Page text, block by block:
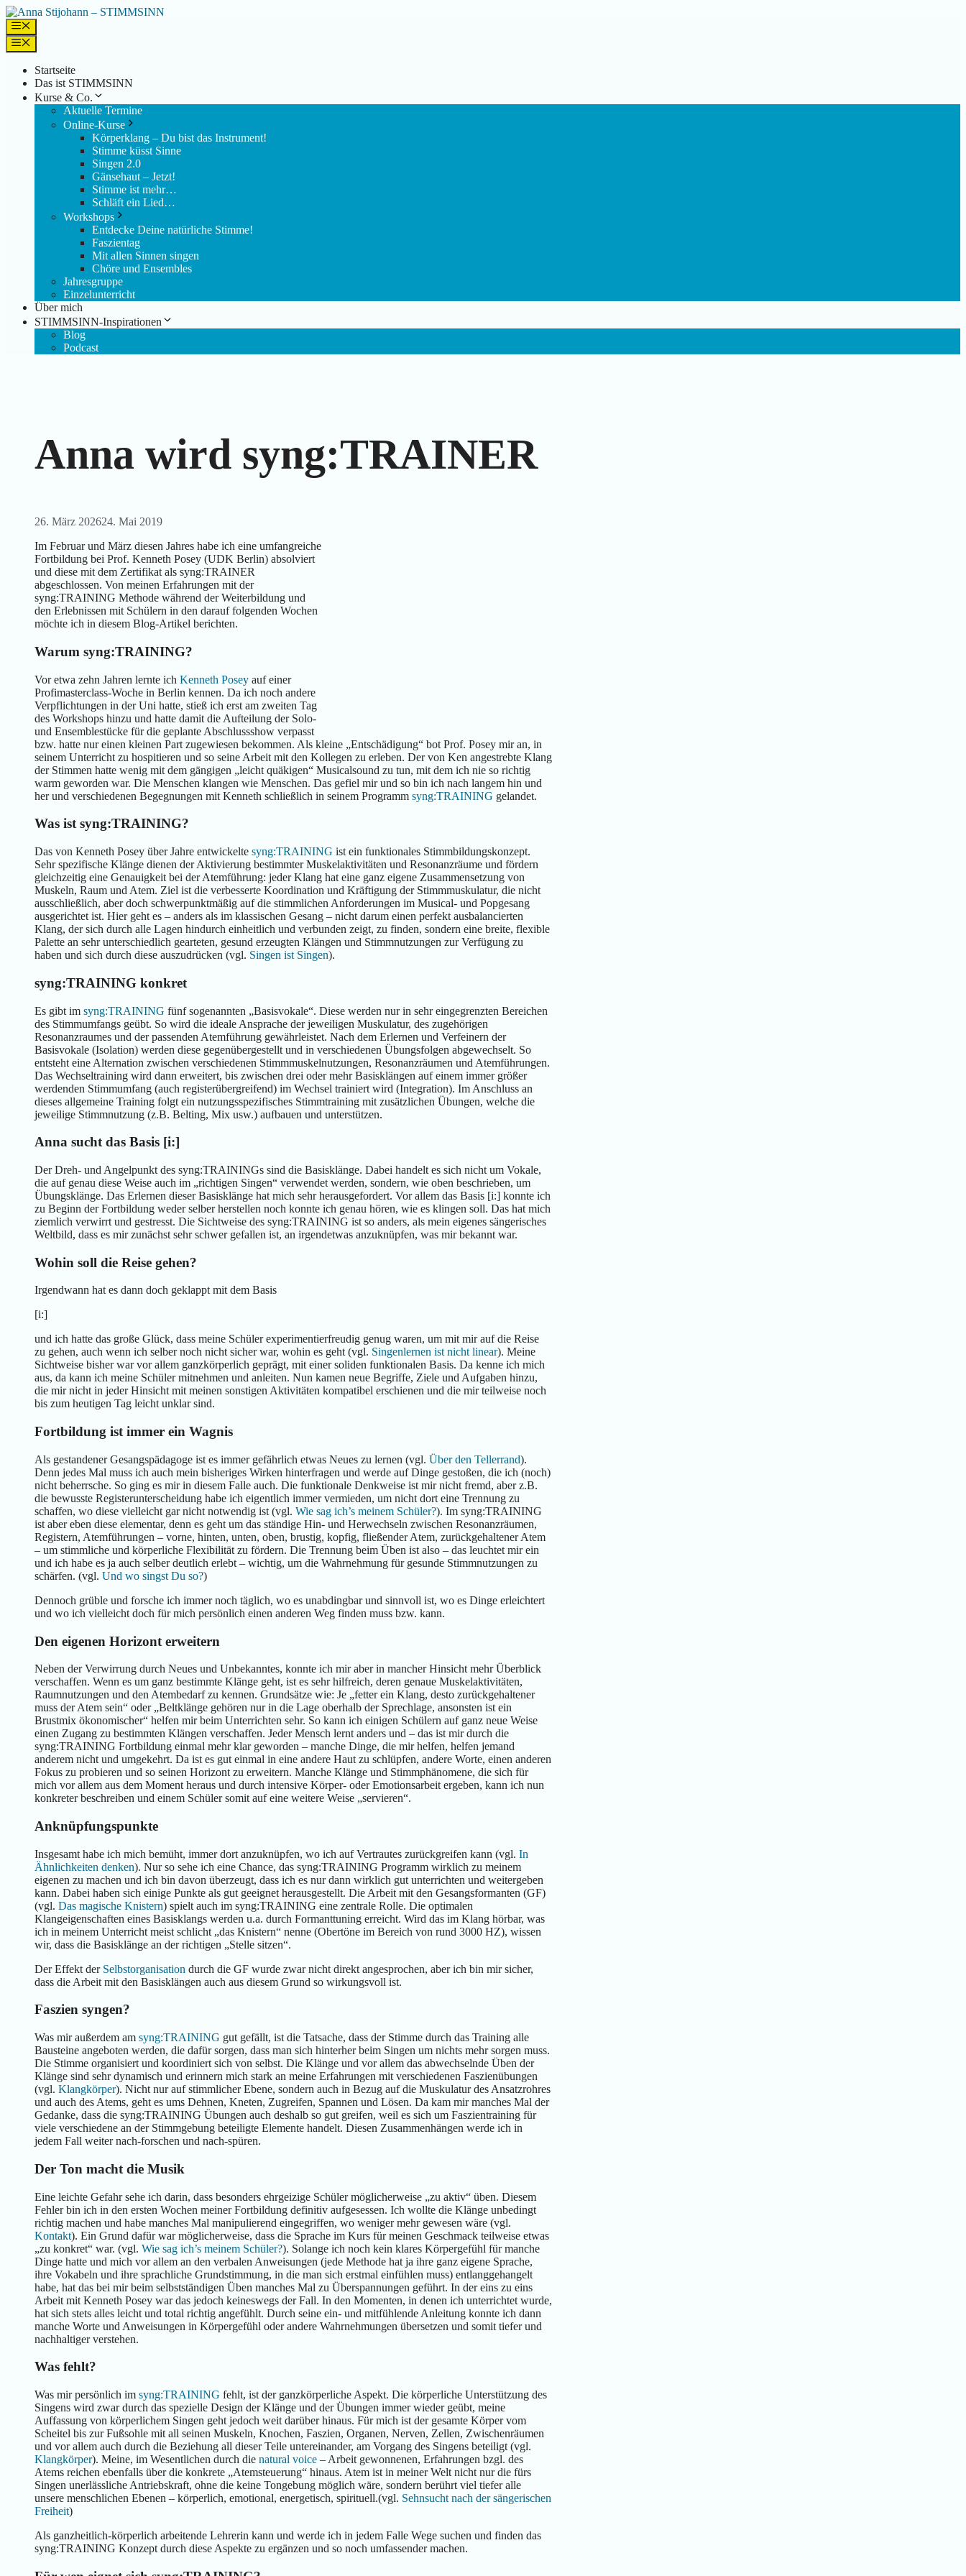
Zum
Inhalt
springen
Menü
Menü
Startseite
Das ist STIMMSINN
Kurse & Co.
Aktuelle Termine
Online-Kurse
Körperklang – Du bist das Instrument!
Stimme küsst Sinne
Singen 2.0
Gänsehaut – Jetzt!
Stimme ist mehr…
Schläft ein Lied…
Workshops
Entdecke Deine natürliche Stimme!
Faszientag
Mit allen Sinnen singen
Chöre und Ensembles
Jahresgruppe
Einzelunterricht
Über mich
STIMMSINN-Inspirationen
Blog
Podcast
Anna wird syng:TRAINER
26. März 202624. Mai 2019
Im Februar und März diesen Jahres habe ich eine umfangreiche
Fortbildung bei Prof. Kenneth Posey (UDK Berlin) absolviert
und diese mit dem Zertifikat als syng:TRAINER
abgeschlossen. Von meinen Erfahrungen mit der
syng:TRAINING Methode während der Weiterbildung und
den Erlebnissen mit Schülern in den darauf folgenden Wochen
möchte ich in diesem Blog-Artikel berichten.
Warum syng:TRAINING?
Vor etwa zehn Jahren lernte ich Kenneth Posey auf einer
Profimasterclass-Woche in Berlin kennen. Da ich noch andere
Verpflichtungen in der Uni hatte, stieß ich erst am zweiten Tag
des Workshops hinzu und hatte damit die Aufteilung der Solo-
und Ensemblestücke für die geplante Abschlussshow verpasst
bzw. hatte nur einen kleinen Part zugewiesen bekommen. Als kleine „Entschädigung“ bot Prof. Posey mir an, in
seinem Unterricht zu hospitieren und so seine Arbeit mit den Kollegen zu erleben. Der von Ken angestrebte Klang
der Stimmen hatte wenig mit dem gängigen „leicht quäkigen“ Musicalsound zu tun, mit dem ich nie so richtig
warm geworden war. Die Menschen klangen wie Menschen. Das gefiel mir und so bin ich nach langem hin und
her und verschiedenen Begegnungen mit Kenneth schließlich in seinem Programm syng:TRAINING gelandet.
Was ist syng:TRAINING?
Das von Kenneth Posey über Jahre entwickelte syng:TRAINING ist ein funktionales Stimmbildungskonzept.
Sehr spezifische Klänge dienen der Aktivierung bestimmter Muskelaktivitäten und Resonanzräume und fördern
gleichzeitig eine Genauigkeit bei der Atemführung: jeder Klang hat eine ganz eigene Zusammensetzung von
Muskeln, Raum und Atem. Ziel ist die verbesserte Koordination und Kräftigung der Stimmmuskulatur, die nicht
ausschließlich, aber doch schwerpunktmäßig auf die stimmlichen Anforderungen im Musical- und Popgesang
ausgerichtet ist. Hier geht es – anders als im klassischen Gesang – nicht darum einen perfekt ausbalancierten
Klang, der sich durch alle Lagen hindurch einheitlich und verbunden zeigt, zu finden, sondern eine breite, flexible
Palette an sehr unterschiedlich gearteten, gesund erzeugten Klängen und Stimmnutzungen zur Verfügung zu
haben und sich durch diese auszudrücken (vgl. Singen ist Singen).
syng:TRAINING konkret
Es gibt im syng:TRAINING fünf sogenannten „Basisvokale“. Diese werden nur in sehr eingegrenzten Bereichen
des Stimmumfangs geübt. So wird die ideale Ansprache der jeweiligen Muskulatur, des zugehörigen
Resonanzraumes und der passenden Atemführung gewährleistet. Nach dem Erlernen und Verfeinern der
Basisvokale (Isolation) werden diese gegenübergestellt und in verschiedenen Übungsfolgen abgewechselt. So
entsteht eine Alternation zwischen verschiedenen Stimmmuskelnutzungen, Resonanzräumen und Atemführungen.
Das Wechseltraining wird dann erweitert, bis zwischen drei oder mehr Basisklängen auf einem immer größer
werdenden Stimmumfang (auch registerübergreifend) im Wechsel trainiert wird (Integration). Im Anschluss an
dieses allgemeine Training folgt ein nutzungsspezifisches Stimmtraining mit zusätzlichen Übungen, welche die
jeweilige Stimmnutzung (z.B. Belting, Mix usw.) aufbauen und unterstützen.
Anna sucht das Basis [i:]
Der Dreh- und Angelpunkt des syng:TRAININGs sind die Basisklänge. Dabei handelt es sich nicht um Vokale,
die auf genau diese Weise auch im „richtigen Singen“ verwendet werden, sondern, wie oben beschrieben, um
Übungsklänge. Das Erlernen dieser Basisklänge hat mich sehr herausgefordert. Vor allem das Basis [i:] konnte ich
zu Beginn der Fortbildung weder selber herstellen noch konnte ich genau hören, wie es klingen soll. Das hat mich
ziemlich verwirrt und gestresst. Die Sichtweise des syng:TRAINING ist so anders, als mein eigenes sängerisches
Weltbild, dass es mir zunächst sehr schwer gefallen ist, an irgendetwas anzuknüpfen, was mir bekannt war.
Wohin soll die Reise gehen?
Irgendwann hat es dann doch geklappt mit dem Basis
[i:]
und ich hatte das große Glück, dass meine Schüler experimentierfreudig genug waren, um mit mir auf die Reise
zu gehen, auch wenn ich selber noch nicht sicher war, wohin es geht (vgl. Singenlernen ist nicht linear). Meine
Sichtweise bisher war vor allem ganzkörperlich geprägt, mit einer soliden funktionalen Basis. Da kenne ich mich
aus, da kann ich meine Schüler mitnehmen und anleiten. Nun kamen neue Begriffe, Ziele und Aufgaben hinzu,
die mir nicht in jeder Hinsicht mit meinen sonstigen Aktivitäten kompatibel erschienen und die mir teilweise noch
bis zum heutigen Tag leicht unklar sind.
Fortbildung ist immer ein Wagnis
Als gestandener Gesangspädagoge ist es immer gefährlich etwas Neues zu lernen (vgl. Über den Tellerrand).
Denn jedes Mal muss ich auch mein bisheriges Wirken hinterfragen und werde auf Dinge gestoßen, die ich (noch)
nicht beherrsche. So ging es mir in diesem Falle auch. Die funktionale Denkweise ist mir nicht fremd, aber z.B.
die bewusste Registerunterscheidung habe ich eigentlich immer vermieden, um nicht dort eine Trennung zu
schaffen, wo diese vielleicht gar nicht notwendig ist (vgl. Wie sag ich’s meinem Schüler?). Im syng:TRAINING
ist aber eben diese elementar, denn es geht um das ständige Hin- und Herwechseln zwischen Resonanzräumen,
Registern, Atemführungen – vorne, hinten, unten, oben, brustig, kopfig, fließender Atem, zurückgehaltener Atem
– um stimmliche und körperliche Flexibilität zu fördern. Die Trennung beim Üben ist also – das leuchtet mir ein
und ich habe es ja auch selber deutlich erlebt – wichtig, um die Wahrnehmung für gesunde Stimmnutzungen zu
schärfen. (vgl. Und wo singst Du so?)
Dennoch grüble und forsche ich immer noch täglich, wo es unabdingbar und sinnvoll ist, wo es Dinge erleichtert
und wo ich vielleicht doch für mich persönlich einen anderen Weg finden muss bzw. kann.
Den eigenen Horizont erweitern
Neben der Verwirrung durch Neues und Unbekanntes, konnte ich mir aber in mancher Hinsicht mehr Überblick
verschaffen. Wenn es um ganz bestimmte Klänge geht, ist es sehr hilfreich, deren genaue Muskelaktivitäten,
Raumnutzungen und den Atembedarf zu kennen. Grundsätze wie: Je „fetter ein Klang, desto zurückgehaltener
muss der Atem sein“ oder „Beltklänge gehören nur in die Lage oberhalb der Sprechlage, ansonsten ist ein
Brustmix ökonomischer“ helfen mir beim Unterrichten sehr. So kann ich einigen Schülern auf ganz neue Weise
einen Zugang zu bestimmten Klängen verschaffen. Jeder Mensch lernt anders und – das ist mir durch die
syng:TRAINING Fortbildung einmal mehr klar geworden – manche Dinge, die mir helfen, helfen jemand
anderem nicht und umgekehrt. Da ist es gut einmal in eine andere Haut zu schlüpfen, andere Worte, einen anderen
Fokus zu probieren und so seinen Horizont zu erweitern. Manche Klänge und Stimmphänomene, die sich für
mich vor allem aus dem Moment heraus und durch intensive Körper- oder Emotionsarbeit ergeben, kann ich nun
konkreter beschreiben und einem Schüler somit auf eine weitere Weise „servieren“.
Anknüpfungspunkte
Insgesamt habe ich mich bemüht, immer dort anzuknüpfen, wo ich auf Vertrautes zurückgreifen kann (vgl. In
Ähnlichkeiten denken). Nur so sehe ich eine Chance, das syng:TRAINING Programm wirklich zu meinem
eigenen zu machen und ich bin davon überzeugt, dass ich es nur dann wirklich gut unterrichten und weitergeben
kann. Dabei haben sich einige Punkte als gut geeignet herausgestellt. Die Arbeit mit den Gesangsformanten (GF)
(vgl. Das magische Knistern) spielt auch im syng:TRAINING eine zentrale Rolle. Die optimalen
Klangeigenschaften eines Basisklangs werden u.a. durch Formanttuning erreicht. Wird das im Klang hörbar, was
ich in meinem Unterricht meist schlicht „das Knistern“ nenne (Obertöne im Bereich von rund 3000 HZ), wissen
wir, dass die Basisklänge an der richtigen „Stelle sitzen“.
Der Effekt der Selbstorganisation durch die GF wurde zwar nicht direkt angesprochen, aber ich bin mir sicher,
dass die Arbeit mit den Basisklängen auch aus diesem Grund so wirkungsvoll ist.
Faszien syngen?
Was mir außerdem am syng:TRAINING gut gefällt, ist die Tatsache, dass der Stimme durch das Training alle
Bausteine angeboten werden, die dafür sorgen, dass man sich hinterher beim Singen um nichts mehr sorgen muss.
Die Stimme organisiert und koordiniert sich von selbst. Die Klänge und vor allem das abwechselnde Üben der
Klänge sind sehr dynamisch und erinnern mich stark an meine Erfahrungen mit verschiedenen Faszienübungen
(vgl. Klangkörper). Nicht nur auf stimmlicher Ebene, sondern auch in Bezug auf die Muskulatur des Ansatzrohres
und auch des Atems, geht es ums Dehnen, Kneten, Zugreifen, Spannen und Lösen. Da kam mir manches Mal der
Gedanke, dass die syng:TRAINING Übungen auch deshalb so gut greifen, weil es sich um Faszientraining für
viele verschiedene an der Stimmgebung beteiligte Elemente handelt. Diesen Zusammenhängen werde ich in
jedem Fall weiter nach-forschen und nach-spüren.
Der Ton macht die Musik
Eine leichte Gefahr sehe ich darin, dass besonders ehrgeizige Schüler möglicherweise „zu aktiv“ üben. Diesem
Fehler bin ich in den ersten Wochen meiner Fortbildung definitiv aufgesessen. Ich wollte die Klänge unbedingt
richtig machen und habe manches Mal manipulierend eingegriffen, wo weniger mehr gewesen wäre (vgl.
Kontakt). Ein Grund dafür war möglicherweise, dass die Sprache im Kurs für meinen Geschmack teilweise etwas
„zu konkret“ war. (vgl. Wie sag ich’s meinem Schüler?). Solange ich noch kein klares Körpergefühl für manche
Dinge hatte und mich vor allem an den verbalen Anweisungen (jede Methode hat ja ihre ganz eigene Sprache,
ihre Vokabeln und ihre sprachliche Grundstimmung, in die man sich erstmal einfühlen muss) entlanggehangelt
habe, hat das bei mir beim selbstständigen Üben manches Mal zu Überspannungen geführt. In der eins zu eins
Arbeit mit Kenneth Posey war das jedoch keineswegs der Fall. In den Momenten, in denen ich unterrichtet wurde,
hat sich stets alles leicht und total richtig angefühlt. Durch seine ein- und mitfühlende Anleitung konnte ich dann
manche Worte und Anweisungen in Körpergefühl oder andere Wahrnehmungen übersetzen und somit tiefer und
nachhaltiger verstehen.
Was fehlt?
Was mir persönlich im syng:TRAINING fehlt, ist der ganzkörperliche Aspekt. Die körperliche Unterstützung des
Singens wird zwar durch das spezielle Design der Klänge und der Übungen immer wieder geübt, meine
Auffassung von körperlichem Singen geht jedoch weit darüber hinaus. Für mich ist der gesamte Körper vom
Scheitel bis zur Fußsohle mit all seinen Muskeln, Knochen, Faszien, Organen, Nerven, Zellen, Zwischenräumen
und vor allem auch durch die Beziehung all dieser Teile untereinander, am Vorgang des Singens beteiligt (vgl.
Klangkörper). Meine, im Wesentlichen durch die natural voice – Arbeit gewonnenen, Erfahrungen bzgl. des
Atems reichen ebenfalls über die konkrete „Atemsteuerung“ hinaus. Atem ist in meiner Welt nicht nur die fürs
Singen unerlässliche Antriebskraft, ohne die keine Tongebung möglich wäre, sondern berührt viel tiefer alle
unsere menschlichen Ebenen – körperlich, emotional, energetisch, spirituell.(vgl. Sehnsucht nach der sängerischen
Freiheit)
Als ganzheitlich-körperlich arbeitende Lehrerin kann und werde ich in jedem Falle Wege suchen und finden das
syng:TRAINING Konzept durch diese Aspekte zu ergänzen und so noch umfassender machen.